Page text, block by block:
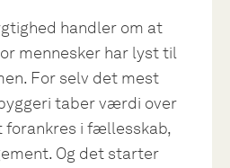
handler om at
mennesker har lyst til
For selv det mest
taber værdi over
forankres i fællesskab,
Og det starter